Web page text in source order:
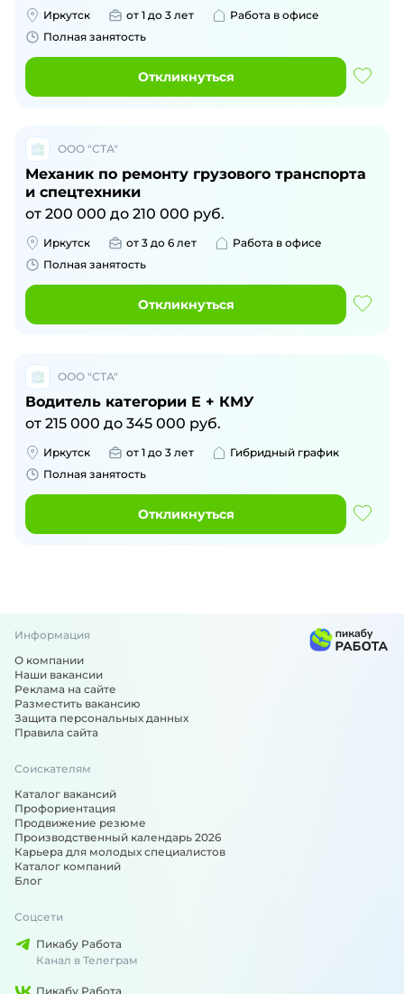
Иркутск от 1 до 3 лет
Работа в офисе
Полная занятость
Откликнуться
ООО "СТА"
Механик по ремонту грузового транспорта
и спецтехники
от 200 000 до 210 000 руб.
Иркутск от 3 до 6 лет
Работа в офисе
Полная занятость
Откликнуться
ООО "СТА"
Водитель категории Е + КМУ
от 215 000 до 345 000 руб.
Иркутск от 1 до 3 лет
Гибридный график
Полная занятость
Откликнуться
Информация
О компании
Наши вакансии
Реклама на сайте
Разместить вакансию
Защита персональных данных
Правила сайта
Соискателям
Каталог вакансий
Профориентация
Продвижение резюме
Производственный календарь 2026
Карьера для молодых специалистов
Каталог компаний
Блог
Соцсети
Пикабу Работа
Канал в Телеграм
Пикабу Работа